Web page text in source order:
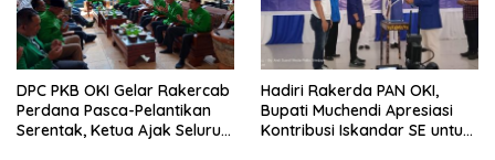
DPC PKB OKI Gelar Rakercab
Perdana Pasca-Pelantikan
Serentak, Ketua Ajak Seluruh
Hadiri Rakerda PAN OKI,
Bupati Muchendi Apresiasi
Kontribusi Iskandar SE untuk